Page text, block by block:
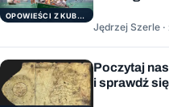
OPOWIEŚCI Z KUBRYKU
Jędrzej Szerle ·
Poczytaj
i sprawdź